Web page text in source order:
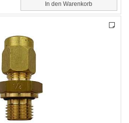
In den Warenkorb